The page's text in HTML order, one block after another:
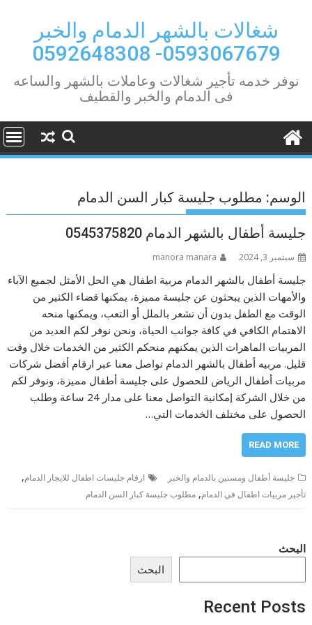
contentشغالات بالشهر الدمام والخبر
0593067679- 0592648308
نوفر خدمه تأجير شغالات وعاملات بالشهر والساعه
فى الدمام والخبر والقطيف
الوسم: مطلوب جليسة كبار السن الدمام
جليسة أطفال بالشهر الدمام 0545375820
سبتمبر 3, 2024 manora manara
جليسة أطفال بالشهر الدمام مربية اطفال هي الحل الأمثل لجميع الآباء
والأمهات الذين يبحثون عن جليسة مميزة، يمكنها قضاء الكثير من
الوقت مع الطفل بدون أن تشعر بالملل أو التعب، ويمكنها منحه
الاهتمام الكافي في كافة جوانب الحياة، ونحن نوفر لكم العديد من
المربيات الماهرات الذين يمكنهم منحكم الكثير من الخدمات خلال وقت
قليل. مربيه أطفال بالشهر الدمام تواصل معنا عبر ارقام أفضل شركات
مربيات أطفال الرياض للحصول على جليسة أطفال مميزة، ونوفر لكم
من خلال الشركة إمكانية التواصل معنا على مدار 24 ساعة وطلب
الحصول على مختلف الخدمات التي…
READ MORE
جليسة أطفال ومسنين بالدمام والخبر ارقام جليسات اطفال للايجار الدمام,
تأجير مربيات اطفال في الدمام,مطلوب جليسة كبار السن الدمام
البحث
البحث
Recent Posts